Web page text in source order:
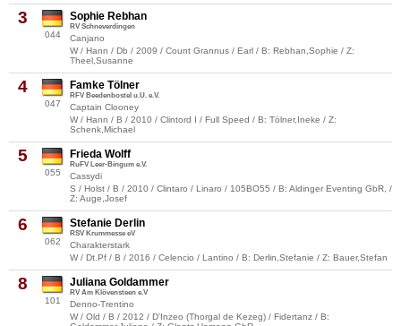
3
044
Sophie Rebhan
RV Schneverdingen
Canjano
W / Hann / Db / 2009 / Count Grannus / Earl / B: Rebhan,Sophie / Z:
Theel,Susanne
4
047
Famke Tölner
RFV Beedenbostel u.U. e.V.
Captain Clooney
W / Hann / B / 2010 / Clintord I / Full Speed / B: Tölner,Ineke / Z:
Schenk,Michael
5
055
Frieda Wolff
RuFV Leer-Bingum e.V.
Cassydi
S / Holst / B / 2010 / Clintaro / Linaro / 105BO55 / B: Aldinger Eventing GbR, /
Z: Auge,Josef
6
062
Stefanie Derlin
RSV Krummesse eV
Charakterstark
W / Dt.Pf / B / 2016 / Celencio / Lantino / B: Derlin,Stefanie / Z: Bauer,Stefan
8
101
Juliana Goldammer
RV Am Klövensteen e.V
Denno-Trentino
W / Old / B / 2012 / D'Inzeo (Thorgal de Kezeg) / Fidertanz / B: